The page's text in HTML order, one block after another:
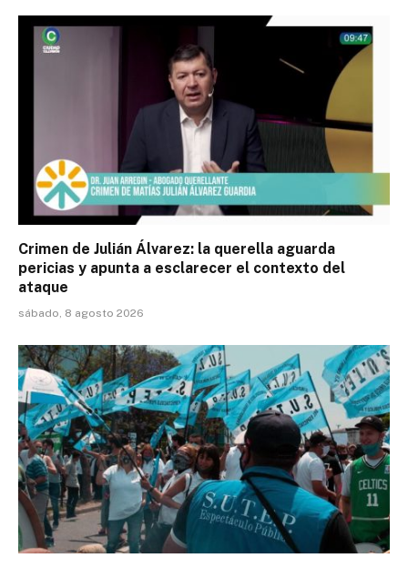
Crimen de Julián Álvarez: la querella aguarda
pericias y apunta a esclarecer el contexto del
ataque
sábado, 8 agosto 2026